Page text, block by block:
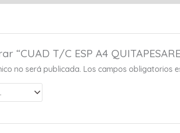
“CUAD T/C ESP A4
no será publicada. Los campos obligatorios